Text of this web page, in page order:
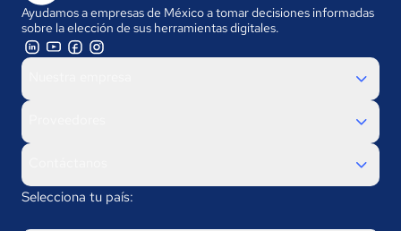
Ayudamos a empresas de México a tomar decisiones informadas
sobre la elección de sus herramientas digitales.
Selecciona tu país: